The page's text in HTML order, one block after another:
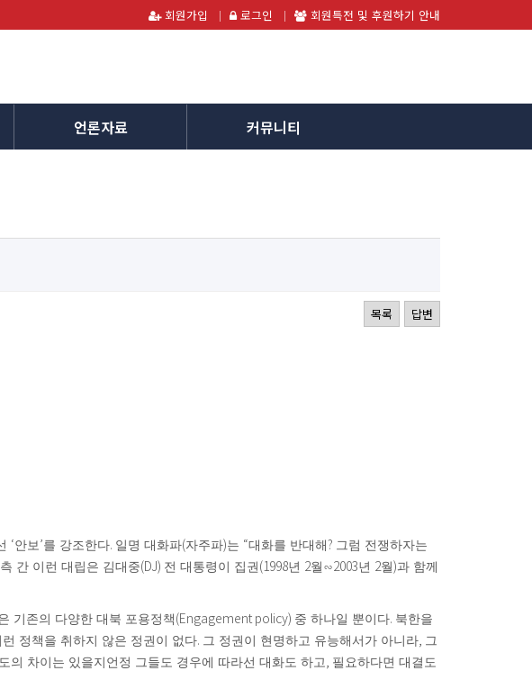
회원가입 로그인 회원특전 및 후원하기 안내
언론자료 커뮤니티
목록 답변
‘안보’를 강조한다. 일명 대화파(자주파)는 “대화를 반대해 ? 그럼 전쟁하자는
간 이런 대립은 김대중(DJ) 전 대통령이 집권 (1998년 2월 ∽2003년 2월)과 함께
기존의 다양한 대북 포용정책(Engagement policy) 중 하나일 뿐이다. 북한을
정책을 취하지 않은 정권이 없다. 그 정권이 현명하고 유능해서가 아니라, 그
의 차이는 있을지언정 그들도 경우에 따라선 대화도 하고, 필요하다면 대결도